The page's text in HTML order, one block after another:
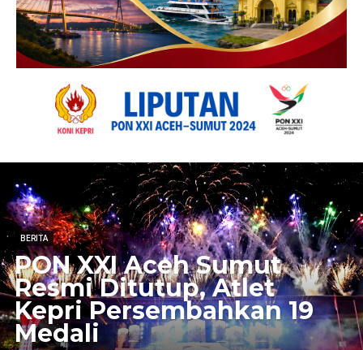
BERITA
PON XXI Aceh Sumut
Resmi Ditutup, Atlet
Kepri Persembahkan 19
Medali